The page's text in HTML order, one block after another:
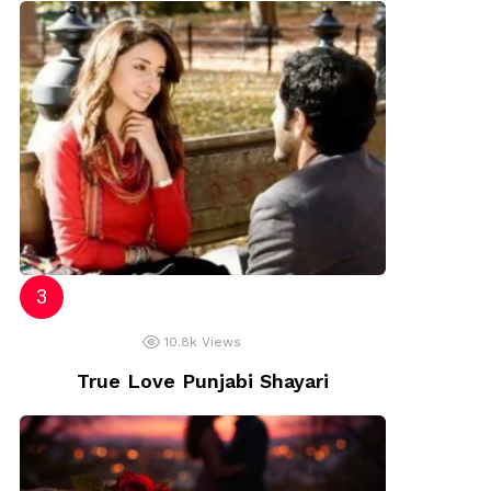
10.8k Views
True Love Punjabi Shayari